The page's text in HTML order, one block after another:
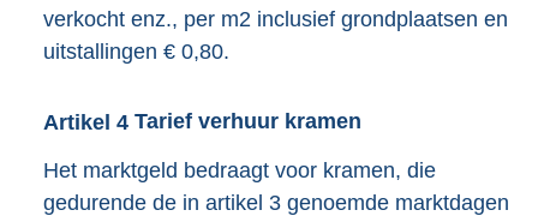
verkocht enz., per m2 inclusief grondplaatsen en
uitstallingen € 0,80.
Artikel 4 Tarief verhuur kramen
Het marktgeld bedraagt voor kramen, die
gedurende de in artikel 3 genoemde marktdagen